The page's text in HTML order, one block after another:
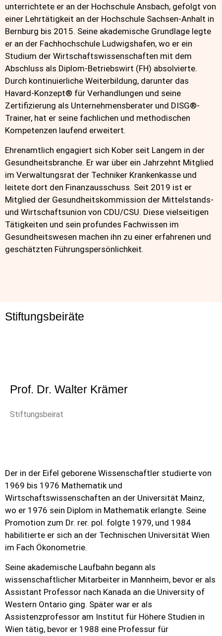
unterrichtete er an der Hochschule Ansbach, gefolgt von
einer Lehrtätigkeit an der Hochschule Sachsen-Anhalt in
Bernburg bis 2015. Seine akademische Grundlage legte
er an der Fachhochschule Ludwigshafen, wo er ein
Studium der Wirtschaftswissenschaften mit dem
Abschluss als Diplom-Betriebswirt (FH) absolvierte.
Durch kontinuierliche Weiterbildung, darunter das
Havard-Konzept® für Verhandlungen und seine
Zertifizierung als Unternehmensberater und DISG®-
Trainer, hat er seine fachlichen und methodischen
Kompetenzen laufend erweitert.
Ehrenamtlich engagiert sich Kober seit Langem in der
Gesundheitsbranche. Er war über ein Jahrzehnt Mitglied
im Verwaltungsrat der Techniker Krankenkasse und
leitete dort den Finanzausschuss. Seit 2019 ist er
Mitglied der Gesundheitskommission der Mittelstands-
und Wirtschaftsunion von CDU/CSU. Diese vielseitigen
Tätigkeiten und sein profundes Fachwissen im
Gesundheitswesen machen ihn zu einer erfahrenen und
geschätzten Führungspersönlichkeit.
Stiftungsbeiräte
Prof. Dr. Walter Krämer
Stiftungsbeirat
Der in der Eifel geborene Wissenschaftler studierte von
1969 bis 1976 Mathematik und
Wirtschaftswissenschaften an der Universität Mainz,
wo er 1976 sein Diplom in Mathematik erlangte. Seine
Promotion zum Dr. rer. pol. folgte 1979, und 1984
habilitierte er sich an der Technischen Universität Wien
im Fach Ökonometrie.
Seine akademische Laufbahn begann als
wissenschaftlicher Mitarbeiter in Mannheim, bevor er als
Assistant Professor nach Kanada an die University of
Western Ontario ging. Später war er als
Assistenzprofessor am Institut für Höhere Studien in
Wien tätig, bevor er 1988 eine Professur für